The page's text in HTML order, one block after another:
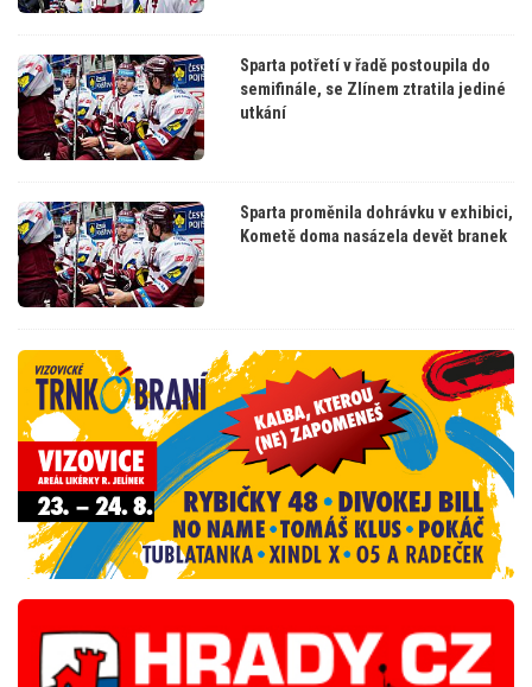
Sparta potřetí v řadě postoupila do
semifinále, se Zlínem ztratila jediné
utkání
Sparta proměnila dohrávku v exhibici,
Kometě doma nasázela devět branek